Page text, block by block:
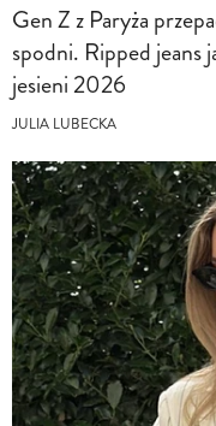
Gen Z z Paryża
spodni. Ripped jeans
jesieni 2026
JULIA LUBECKA